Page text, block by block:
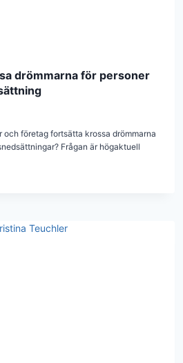
drömmarna för personer
och företag fortsätta krossa drömmarna
Frågan är högaktuell